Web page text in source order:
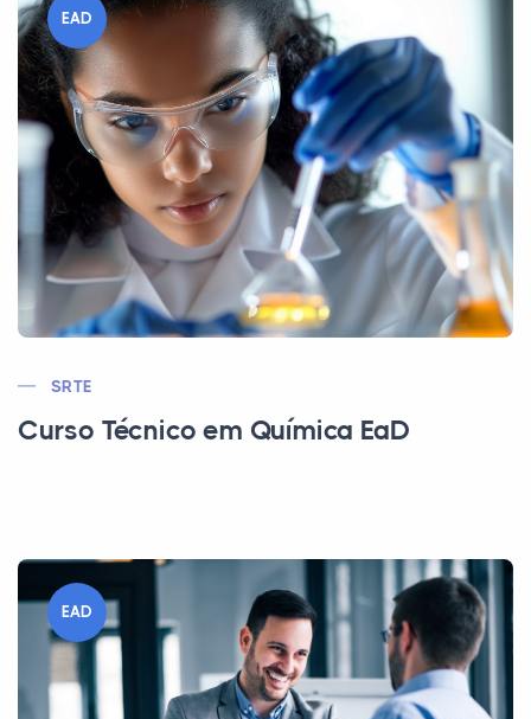
EAD
SRTE
Curso Técnico em Química EaD
EAD